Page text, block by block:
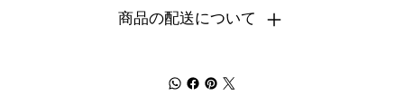
商品の配送について